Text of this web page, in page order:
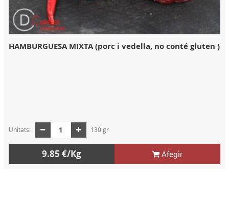
HAMBURGUESA MIXTA (porc i vedella, no conté gluten )
Unitats: 130 gr
9.85 €/Kg Afegir